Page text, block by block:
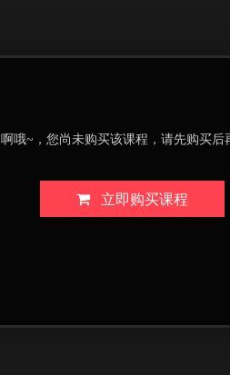
啊哦~，您尚未购买该课程，请先购买后
立即购买课程